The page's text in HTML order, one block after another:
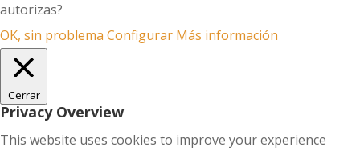
autorizas?
OK, sin problema Configurar Más información
Cerrar
Privacy Overview
This website uses cookies to improve your experience